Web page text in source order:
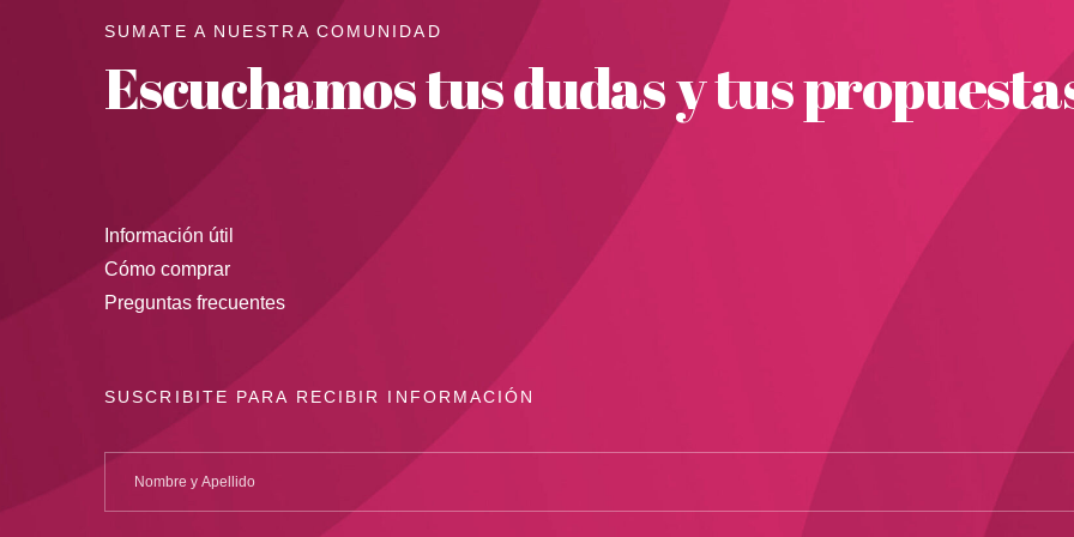
SUMATE A NUESTRA COMUNIDAD
Escuchamos tus dudas y tus
Información útil
Cómo comprar
Preguntas frecuentes
SUSCRIBITE PARA RECIBIR INFORMACIÓN